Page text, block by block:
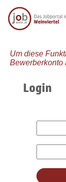
Um diese
Bewerberkonto
Login